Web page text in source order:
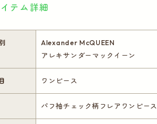
テム詳細
Alexander McQUEEN
アレキサンダーマックイーン
ワンピース
パフ袖チェック柄フレアワンピース